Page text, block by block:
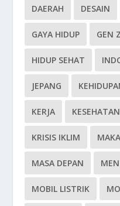
DAERAH DESAIN
GAYA HIDUP GEN Z
HIDUP SEHAT
JEPANG
KERJA KESEHATAN
KRISIS IKLIM
MASA DEPAN
MOBIL LISTRIK